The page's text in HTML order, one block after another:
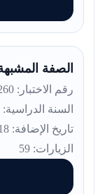
الصفة المشبهة
رقم الاختبار: 260
السنة الدراسية: 2025/2026
تاريخ الإضافة: 18-05-2026
الزيارات: 59